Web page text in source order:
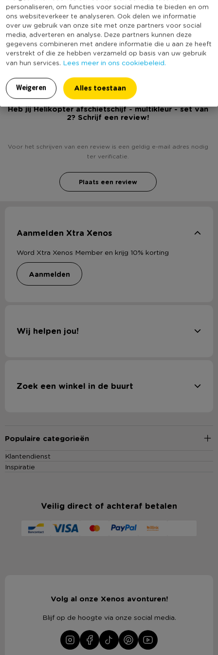
personaliseren, om functies voor social media te bieden en om
ons websiteverkeer te analyseren. Ook delen we informatie
over uw gebruik van onze site met onze partners voor social
media, adverteren en analyse. Deze partners kunnen deze
gegevens combineren met andere informatie die u aan ze heeft
verstrekt of die ze hebben verzameld op basis van uw gebruik
van hun services. Lees meer in ons cookiebeleid.
Weigeren Alles toestaan
Artikelnummer
341031
Online Only
Nee
Kleur
Multikleur
Duurzaamheidsscore
(Nog) geen score
bekend
Heb jij Helikopter afschietschijf - multikleur - set van
2? Schrijf een review!
Voor het schrijven van een review is een geldig e-mail adres nodig
ter verificatie.
Plaats een review
Aanmelden Xtra Xenos
Word Xtra Xenos Member en krijg 10% korting
aanmelden
Wij helpen jou!
Zoek een winkel in de buurt
Populaire categorieën
Klantendienst
Inspiratie
Veilig direct of achteraf betalen
Volg al onze Xenos avonturen!
Blijf op de hoogte via onze social media.